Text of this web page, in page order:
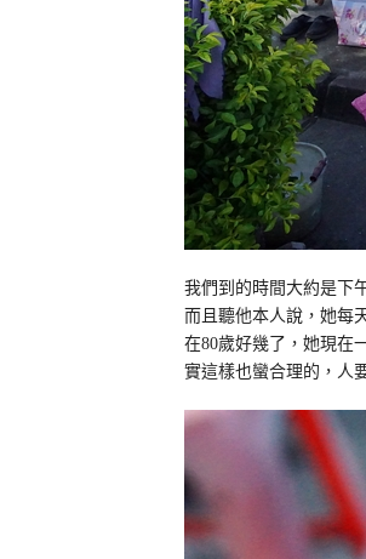
我們到的時間大約是下
而且聽他本人說，她每
在80歲好幾了，她現在
實這樣也蠻合理的，人